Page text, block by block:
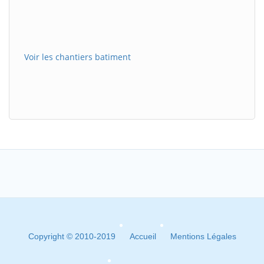
Voir les chantiers batiment
Copyright © 2010-2019 Accueil Mentions Légales